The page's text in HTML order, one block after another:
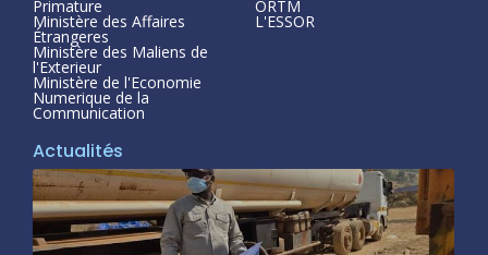
Primature
Ministère des Affaires
Étrangeres
Ministère des Maliens de
l'Exterieur
Ministère de l'Economie
Numerique de la
Communication
ORTM
L'ESSOR
Actualités